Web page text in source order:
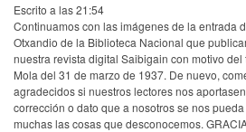
Escrito a las 21:54
Continuamos con las imágenes de la entrada
Otxandio de la Biblioteca Nacional que
nuestra revista digital Saibigain con motivo
Mola del 31 de marzo de 1937. De nuevo,
agradecidos si nuestros lectores nos
corrección o dato que a nosotros se nos
muchas las cosas que desconocemos.